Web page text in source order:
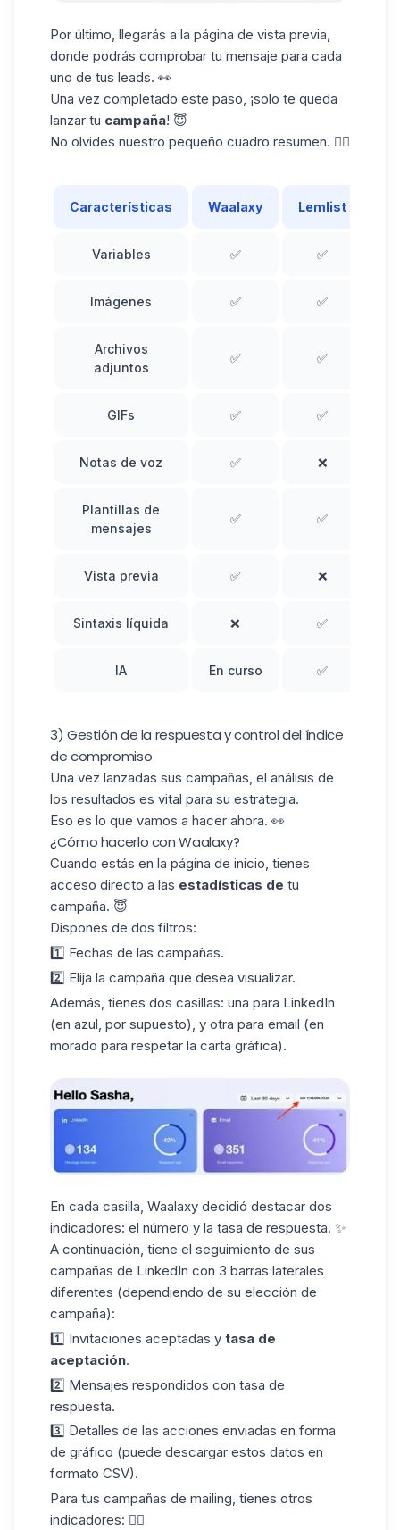
Por último, llegarás a la página de vista previa,
donde podrás comprobar tu mensaje para cada
uno de tus leads. 👀
Una vez completado este paso, ¡solo te queda
lanzar tu campaña! 😇
No olvides nuestro pequeño cuadro resumen. 👇🏼
Características Waalaxy Lemlist
Variables ✅ ✅
Imágenes ✅ ✅
Archivos
adjuntos
✅ ✅
GIFs ✅ ✅
Notas de voz ✅ ❌
Plantillas de
mensajes
✅ ✅
Vista previa ✅ ❌
Sintaxis líquida ❌ ✅
IA En curso ✅
3) Gestión de la respuesta y control del índice
de compromiso
Una vez lanzadas sus campañas, el análisis de
los resultados es vital para su estrategia.
Eso es lo que vamos a hacer ahora. 👀
¿Cómo hacerlo con Waalaxy?
Cuando estás en la página de inicio, tienes
acceso directo a las estadísticas de tu
campaña. 😇
Dispones de dos filtros:
1️⃣ Fechas de las campañas.
2️⃣ Elija la campaña que desea visualizar.
Además, tienes dos casillas: una para LinkedIn
(en azul, por supuesto), y otra para email (en
morado para respetar la carta gráfica).
En cada casilla, Waalaxy decidió destacar dos
indicadores: el número y la tasa de respuesta. ✨
A continuación, tiene el seguimiento de sus
campañas de LinkedIn con 3 barras laterales
diferentes (dependiendo de su elección de
campaña):
1️⃣ Invitaciones aceptadas y tasa de
aceptación.
2️⃣ Mensajes respondidos con tasa de
respuesta.
3️⃣ Detalles de las acciones enviadas en forma
de gráfico (puede descargar estos datos en
formato CSV).
Para tus campañas de mailing, tienes otros
indicadores: 👇🏼